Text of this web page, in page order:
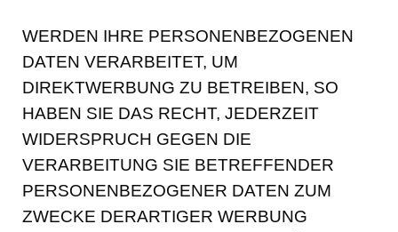
WERDEN IHRE PERSONENBEZOGENEN
DATEN VERARBEITET, UM
DIREKTWERBUNG ZU BETREIBEN, SO
HABEN SIE DAS RECHT, JEDERZEIT
WIDERSPRUCH GEGEN DIE
VERARBEITUNG SIE BETREFFENDER
PERSONENBEZOGENER DATEN ZUM
ZWECKE DERARTIGER WERBUNG